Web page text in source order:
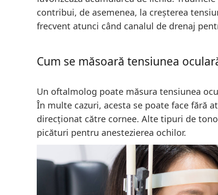
contribui, de asemenea, la creșterea
frecvent atunci când canalul de drenaj
Cum se măsoară tensiunea
Un oftalmolog poate măsura tensiunea
În multe cazuri, acesta se poate face fără
direcționat către cornee. Alte tipuri de
picături pentru anestezierea ochilor.